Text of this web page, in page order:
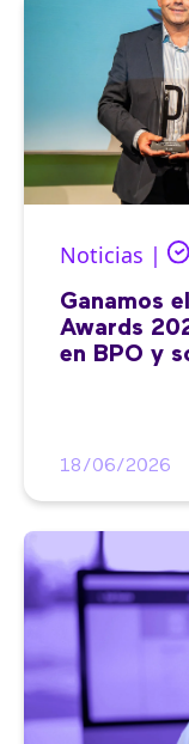
Noticias |
Ganamos
Awards
en BPO y
18/06/2026